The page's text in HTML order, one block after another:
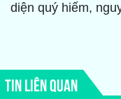
diện quý hiếm,
TIN LIÊN QUAN